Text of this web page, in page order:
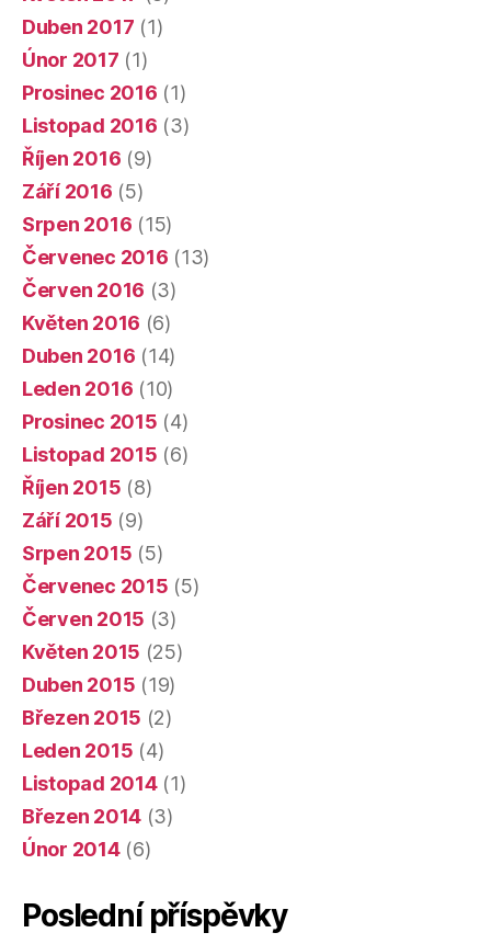
Duben 2017 (1)
Únor 2017 (1)
Prosinec 2016 (1)
Listopad 2016 (3)
Říjen 2016 (9)
Září 2016 (5)
Srpen 2016 (15)
Červenec 2016 (13)
Červen 2016 (3)
Květen 2016 (6)
Duben 2016 (14)
Leden 2016 (10)
Prosinec 2015 (4)
Listopad 2015 (6)
Říjen 2015 (8)
Září 2015 (9)
Srpen 2015 (5)
Červenec 2015 (5)
Červen 2015 (3)
Květen 2015 (25)
Duben 2015 (19)
Březen 2015 (2)
Leden 2015 (4)
Listopad 2014(1)
Březen 2014 (3)
Únor 2014(6)
Poslední příspěvky